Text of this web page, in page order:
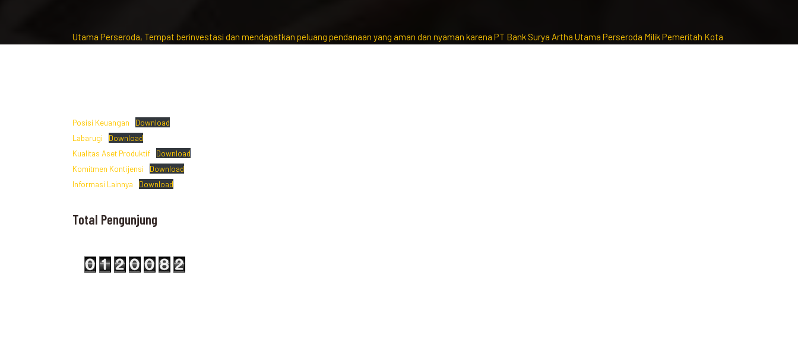
Surya Artha Utama Perseroda, Tempat berinvestasi dan mendapatkan peluang pendanaan yang aman dan nyaman karena PT Bank Surya Artha Utama Perseroda Milik Pemeritah Kota Surabaya diawasi
Posisi Keuangan
Download
Labarugi
Download
Kualitas Aset Produktif
Download
Komitmen Kontijensi
Download
Informasi Lainnya
Download
Total Pengunjung